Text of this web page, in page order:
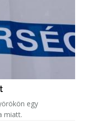
egy
miatt.